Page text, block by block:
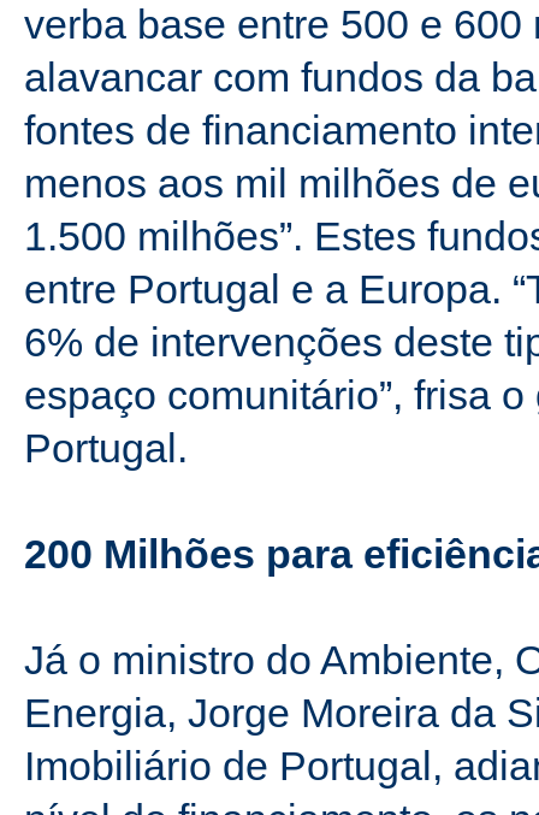
verba base entre 500 e
alavancar com fundos da
fontes de financiamento
menos aos mil milhões de
1.500 milhões”. Estes
entre Portugal e a Europa.
6% de intervenções deste
espaço comunitário”, frisa
Portugal.
200 Milhões para
Já o ministro do Ambiente,
Energia, Jorge Moreira da
Imobiliário de Portugal,